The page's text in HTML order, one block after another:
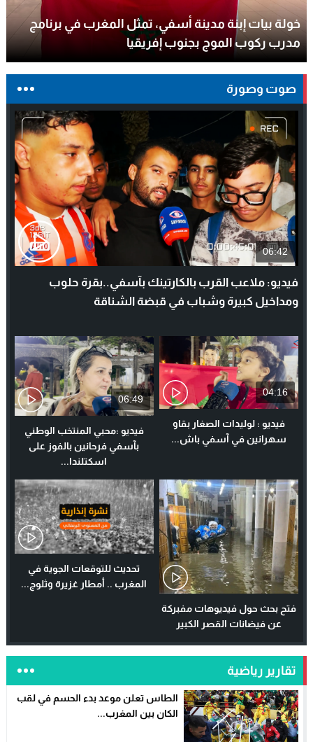
خولة بيات إبنة مدينة أسفي، تمثل المغرب في برنامج
مدرب ركوب الموج بجنوب إفريقيا
ترامب يجدد تأكيد الاعتراف الأمريكي بمغربية الصحراء في
برقية إلى الملك
صوت وصورة
06:42
فيديو: ملاعب القرب بالكارتينك بآسفي..بقرة حلوب
ومداخيل كبيرة وشباب في قبضة الشناقة
04:16
فيديو : لوليدات الصغار بقاو
سهرانين في آسفي باش...
06:49
فيديو :محبي المنتخب الوطني
بآسفي فرحانين بالفوز على
اسكتلندا...
فتح بحث حول فيديوهات مفبركة
عن فيضانات القصر الكبير
تحديث للتوقعات الجوية في
المغرب .. أمطار غزيرة وثلوج...
تقارير رياضية
الطاس تعلن موعد بدء الحسم في لقب
الكان بين المغرب...